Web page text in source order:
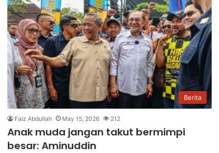
Berita
Faiz Abdullah May 15, 2026 212
Anak muda jangan takut bermimpi
besar: Aminuddin